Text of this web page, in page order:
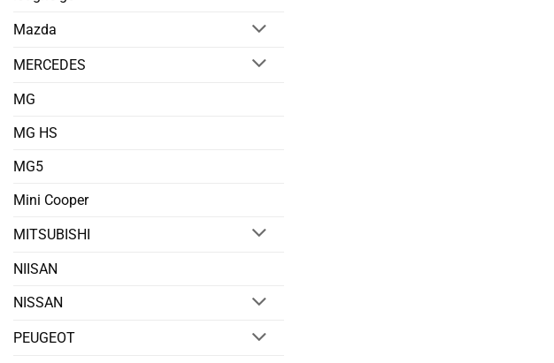
Mazda
MERCEDES
MG
MG HS
MG5
Mini Cooper
MITSUBISHI
NIISAN
NISSAN
PEUGEOT